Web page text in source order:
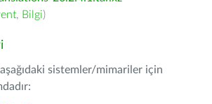
, Bilgi)
sistemler/mimariler için